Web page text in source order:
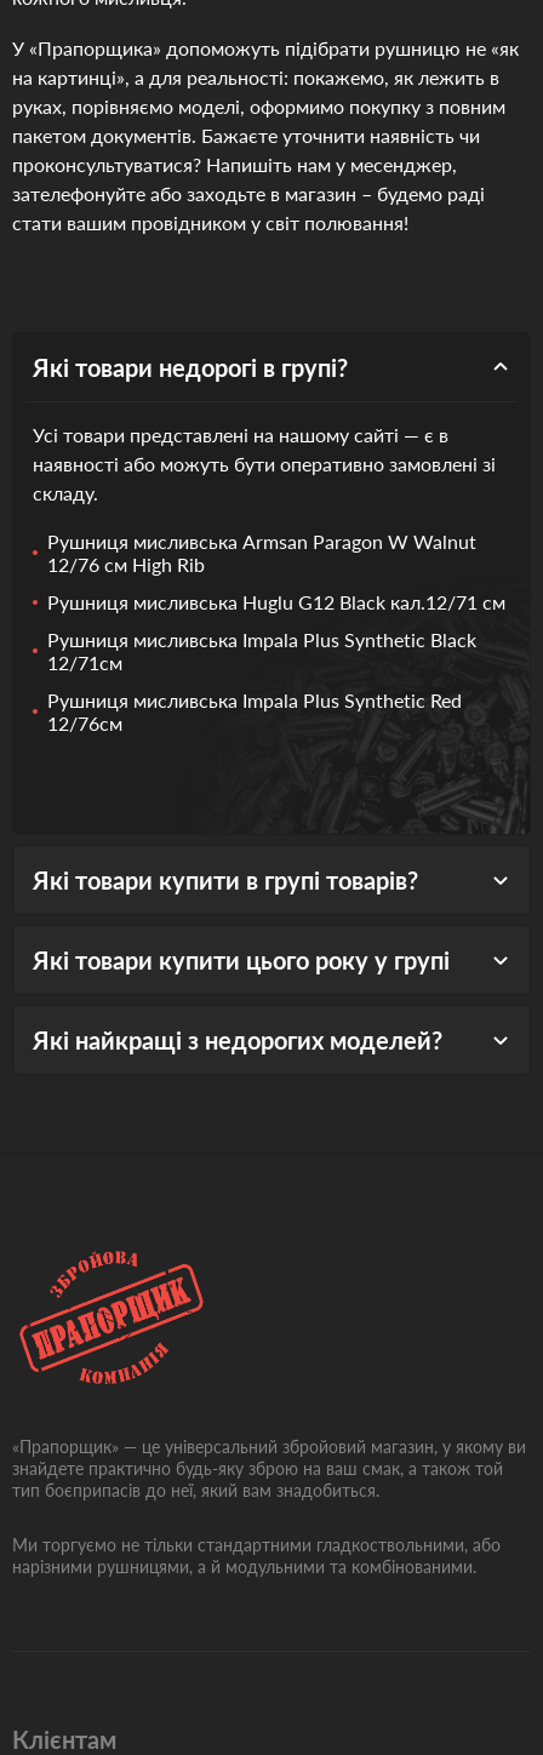
У «Прапорщика» допоможуть підібрати рушницю не «як
на картинці», а для реальності: покажемо, як лежить в
руках, порівняємо моделі, оформимо покупку з повним
пакетом документів. Бажаєте уточнити наявність чи
проконсультуватися? Напишіть нам у месенджер,
зателефонуйте або заходьте в магазин – будемо раді
стати вашим провідником у світ полювання!
Які товари недорогі в групі?
Усі товари представлені на нашому сайті — є в
наявності або можуть бути оперативно замовлені зі
складу.
Рушниця мисливська Armsan Paragon W Walnut
12/76 см High Rib
Рушниця мисливська Huglu G12 Black кал.12/71 см
Рушниця мисливська Impala Plus Synthetic Black
12/71см
Рушниця мисливська Impala Plus Synthetic Red
12/76см
Які товари купити в групі товарів?
Які товари купити цього року у групі
Які найкращі з недорогих моделей?
«Прапорщик» — це універсальний збройовий магазин, у якому ви
знайдете практично будь-яку зброю на ваш смак, а також той
тип боєприпасів до неї, який вам знадобиться.
Ми торгуємо не тільки стандартними гладкоствольними, або
нарізними рушницями, а й модульними та комбінованими.
Клієнтам